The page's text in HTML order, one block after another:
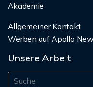
Akademie
Allgemeiner Kontakt
Werben auf Apollo
Unsere Arbeit